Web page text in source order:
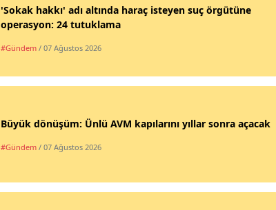
'Sokak hakkı' adı altında haraç isteyen suç örgütüne
operasyon: 24 tutuklama
#Gündem / 07 Ağustos 2026
Büyük dönüşüm: Ünlü AVM kapılarını yıllar sonra açacak
#Gündem / 07 Ağustos 2026